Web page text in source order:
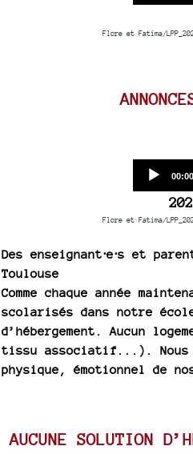
Flore et Fatima/
00:00
Flore et Fatima/
Des enseignant⋅e⋅s et
Toulouse
Comme chaque année
scolarisés dans notre
d’hébergement. Aucun
tissu associatif...). Nous
physique, émotionnel de
AUCUNE SOLUTION